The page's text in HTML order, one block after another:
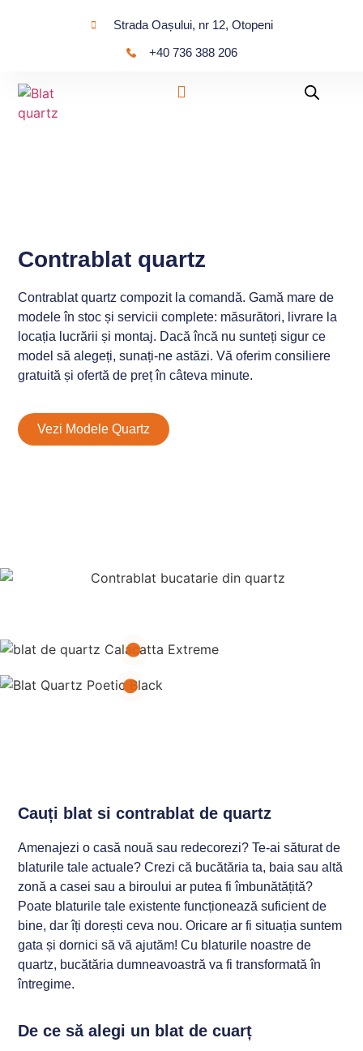
Strada Oașului, nr 12, Otopeni
+40 736 388 206
Contrablat quartz
Contrablat quartz compozit la comandă. Gamă mare de
modele în stoc și servicii complete: măsurători, livrare la
locația lucrării și montaj. Dacă încă nu sunteți sigur ce
model să alegeți, sunați-ne astăzi. Vă oferim consiliere
gratuită și ofertă de preț în câteva minute.
Vezi Modele Quartz
Cauți blat si contrablat de quartz
Amenajezi o casă nouă sau redecorezi? Te-ai săturat de
blaturile tale actuale? Crezi că bucătăria ta, baia sau altă
zonă a casei sau a biroului ar putea fi îmbunătățită?
Poate blaturile tale existente funcționează suficient de
bine, dar îți dorești ceva nou. Oricare ar fi situația suntem
gata și dornici să vă ajutăm! Cu blaturile noastre de
quartz, bucătăria dumneavoastră va fi transformată în
întregime.
De ce să alegi un blat de cuarț